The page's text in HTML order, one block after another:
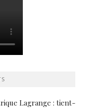
Lagrange : tient-